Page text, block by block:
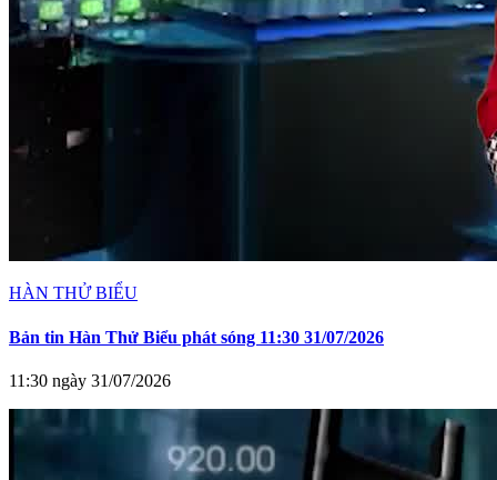
HÀN THỬ BIỂU
Bản tin Hàn Thử Biểu phát sóng 11:30 31/07/2026
11:30 ngày 31/07/2026